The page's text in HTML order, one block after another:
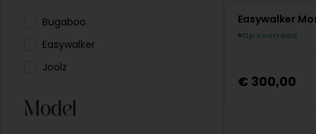
Bugaboo
Easywalker
Joolz
Model
NIEUW
Easywalker
Op voorraad
€ 300,00